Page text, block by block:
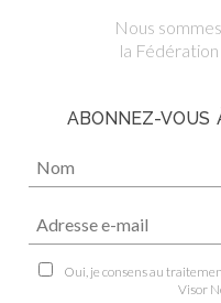
Nous
la
ABONNEZ-VOUS
Oui, je consens au
Visor